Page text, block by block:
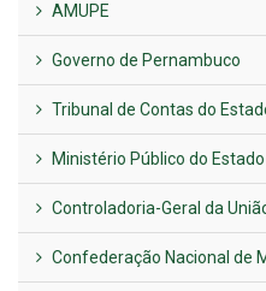
AMUPE
Governo de Pernambuco
Tribunal de Contas do
Ministério Público do
Controladoria-Geral da
Confederação Nacional de